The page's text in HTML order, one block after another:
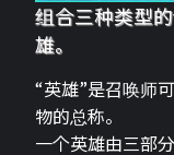
组合三种类型
雄。
“英雄”是召唤师
物的总称。
一个英雄由三部